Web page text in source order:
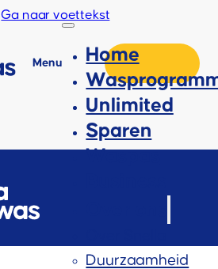
Ga naar voettekst
Menu
Home
Unlimited
Sparen
Duurzaamheid